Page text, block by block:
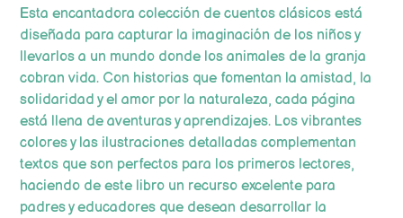
Esta encantadora colección de cuentos clásicos está
diseñada para capturar la imaginación de los niños y
llevarlos a un mundo donde los animales de la granja
cobran vida. Con historias que fomentan la amistad, la
solidaridad y el amor por la naturaleza, cada página
está llena de aventuras y aprendizajes. Los vibrantes
colores y las ilustraciones detalladas complementan
textos que son perfectos para los primeros lectores,
haciendo de este libro un recurso excelente para
padres y educadores que desean desarrollar la